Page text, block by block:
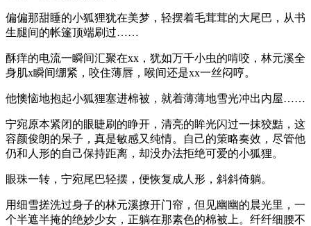
偏偏那甜睡的小狐狸犹在美梦，轻摆着毛茸茸的大尾巴，从书
生腿间的帐篷顶端刷过……
酥痒的电流一瞬间汇聚在xx，犹如万千小虫的啃咬，林元溪全
身肌x瞬间绷紧，咬住薄唇，喉间还是xx一丝闷哼。
他懊恼地抱起小狐狸塞进棉被，就着薄薄地雪光冲出内屋……
宁宛原本紧闭的眼睫刷的睁开，清亮的眸光闪过一抹狡黠，这
容颜俊朗的呆子，真是敏感又纯情。自己的策略奏效，尽管他
仍和人形的自己保持距离，却没办法拒绝可爱的小狐狸。
眼珠一转，宁宛尾巴轻摆，便恢复成人形，斜斜倚躺。
用细雪搓洗过身子的林元溪撩开门帘，但见幽幽的晨光里，一
个半遮半掩的绝妙少女，正躺在那素色的棉被上。纤纤细腰不